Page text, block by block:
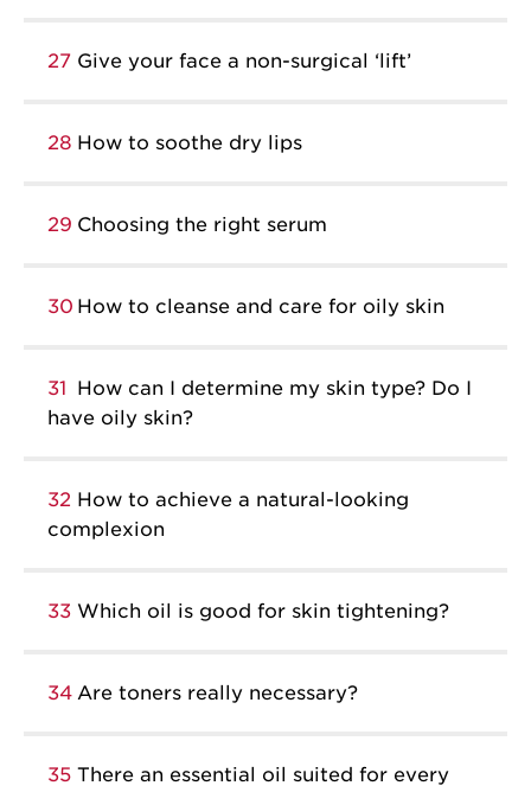
27 Give your face a non-surgical ‘lift’
28 How to soothe dry lips
29 Choosing the right serum
30 How to cleanse and care for oily skin
31 How can I determine my skin type? Do I
have oily skin?
32 How to achieve a natural-looking
complexion
33 Which oil is good for skin tightening?
34 Are toners really necessary?
35 There an essential oil suited for every